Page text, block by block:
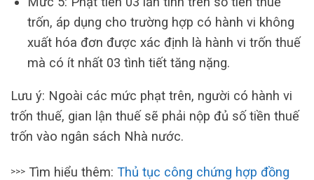
trốn, áp dụng cho trường hợp có hành vi không
xuất hóa đơn được xác định là hành vi trốn thuế
mà có ít nhất 03 tình tiết tăng nặng.
Lưu ý: Ngoài các mức phạt trên, người có hành vi
trốn thuế, gian lận thuế sẽ phải nộp đủ số tiền thuế
trốn vào ngân sách Nhà nước.
>>> Tìm hiểu thêm: Thủ tục công chứng hợp đồng